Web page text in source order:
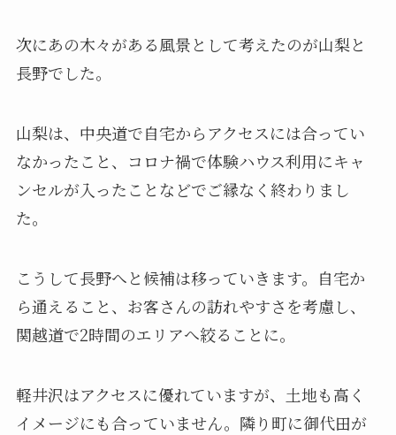
次にあの木々がある風景として考えたのが山梨と
長野でした。
山梨は、中央道で自宅からアクセスには合ってい
なかったこと、コロナ禍で体験ハウス利用にキャ
ンセルが入ったことなどでご縁なく終わりまし
た。
こうして長野へと候補は移っていきます。自宅か
ら通えること、お客さんの訪れやすさを考慮し、
関越道で2時間のエリアへ絞ることに。
軽井沢はアクセスに優れていますが、土地も高く
イメージにも合っていません。隣り町に御代田が